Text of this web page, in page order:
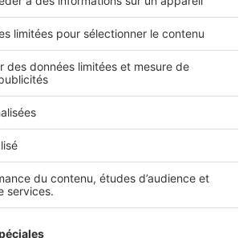
2 rue des Italiens 75009 Paris
01 53 38 80 00
pro